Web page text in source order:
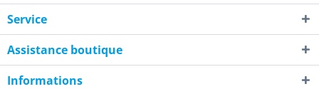
Service
Assistance boutique
Informations